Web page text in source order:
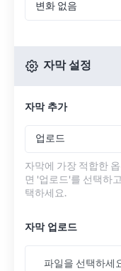
변화 없음
자막 설정
자막 추가
업로드
자막에 가장 적합한
면 '업로드'를 선택하
택하세요.
자막 업로드
파일을 선택하세